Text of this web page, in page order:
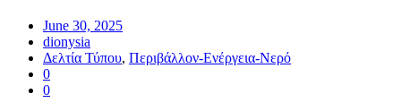
June 30, 2025
dionysia
Δελτία Τύπου, Περιβάλλον-Ενέργεια-Νερό
0
0